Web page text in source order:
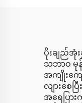
ပိုးချည်အုံ
သဘာဝ မု
အကျိုးကျ
လျားစေ
အရေပြ